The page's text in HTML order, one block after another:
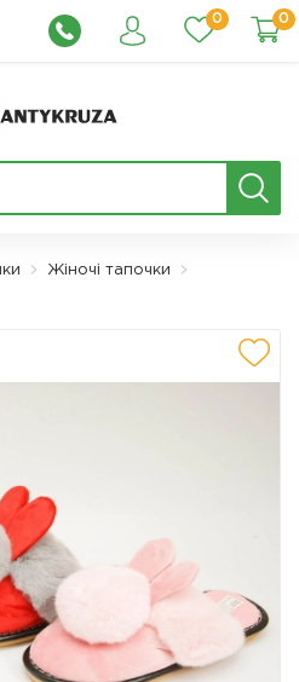
0 0
Жіночі тапочки